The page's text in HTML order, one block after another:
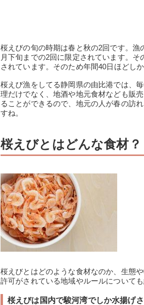
桜えびの旬の時期は春と秋の2回です。
月下旬までの2回に限定されています。
されています。そのため年間40日ほどし
桜えび漁をしてる静岡県の由比港では、
理だけでなく、地酒や地元食材なども販
ることができるので、地元の人が春の訪
すね。
桜えびとはどんな食材？
桜えびとはどのような食材なのか、生態
許可がされている地域やルールについて
桜えびは国内で駿河湾でしか水揚げ